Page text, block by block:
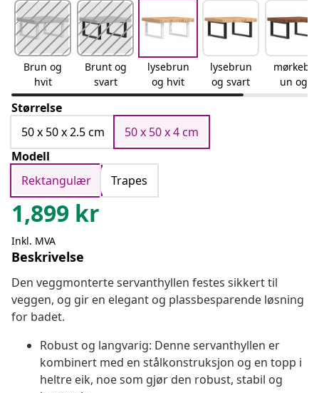
Brun og
hvit
Brunt og
svart
lysebrun
og hvit
lysebrun
og svart
mørkebr
un og
svart
Størrelse
50 x 50 x 2.5 cm
50 x 50 x 4 cm
Modell
Rektangulær
Trapes
1,899 kr
Inkl. MVA
Beskrivelse
Den veggmonterte servanthyllen festes sikkert til
veggen, og gir en elegant og plassbesparende løsning
for badet.
Robust og langvarig: Denne servanthyllen er
kombinert med en stålkonstruksjon og en topp i
heltre eik, noe som gjør den robust, stabil og